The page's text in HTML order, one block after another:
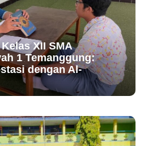
XII SMA
1 Temanggung:
dengan Al-